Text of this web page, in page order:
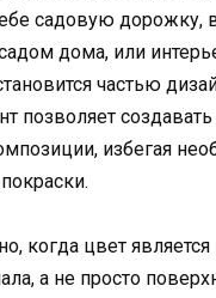
садовую
дома, или
частью
позволяет
избегая
когда цвет
а не просто